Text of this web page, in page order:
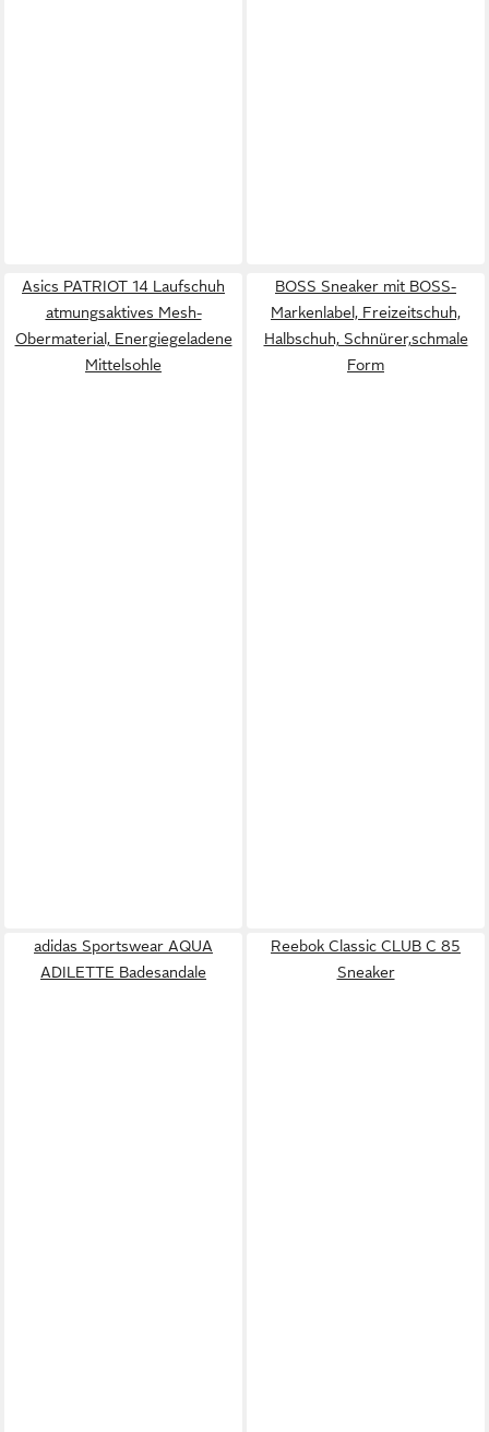
Asics PATRIOT 14 Laufschuh
atmungsaktives Mesh-
Obermaterial, Energiegeladene
Mittelsohle
BOSS Sneaker mit BOSS-
Markenlabel, Freizeitschuh,
Halbschuh, Schnürer,schmale
Form
adidas Sportswear AQUA
ADILETTE Badesandale
Reebok Classic CLUB C 85
Sneaker